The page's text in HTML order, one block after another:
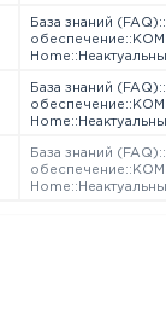
База знаний
База знаний
База знаний